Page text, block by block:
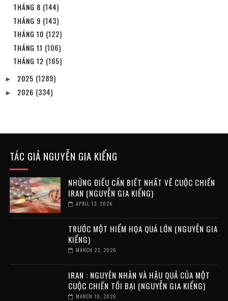
THÁNG 8 (144)
THÁNG 9 (143)
THÁNG 10 (122)
THÁNG 11 (106)
THÁNG 12 (165)
► 2025 (1289)
► 2026 (334)
TÁC GIẢ NGUYỄN GIA KIỂNG
NHỮNG ĐIỀU CẦN BIẾT NHẤT VỀ CUỘC CHIẾN
IRAN (NGUYỄN GIA KIỂNG)
APRIL 13, 2026
TRƯỚC MỘT HIỂM HỌA QUÁ LỚN (NGUYỄN GIA
KIỂNG)
MARCH 23, 2026
IRAN : NGUYÊN NHÂN VÀ HẬU QUẢ CỦA MỘT
CUỘC CHIẾN TỒI BẠI (NGUYỄN GIA KIỂNG)
MARCH 10, 2026